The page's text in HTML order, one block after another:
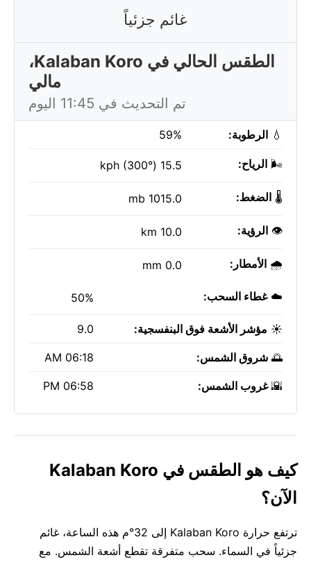
غائم جزئياً
الطقس الحالي في Kalaban Koro،
مالي
تم التحديث في 11:45 اليوم
💧 الرطوبة: 59%
🌬️ الرياح: 15.5 kph (300°)
🌡️ الضغط: 1015.0 mb
👁️ الرؤية: 10.0 km
🌧️ الأمطار: 0.0 mm
☁️غطاء السحب: 50%
☀️ مؤشر الأشعة فوق البنفسجية: 9.0
🌅 شروق الشمس: 06:18 AM
🌇غروب الشمس: 06:58 PM
كيف هو الطقس في Kalaban Koro
الآن؟
ترتفع حرارة Kalaban Koro إلى 32°م هذه الساعة، غائم
جزئياً في السماء. سحب متفرقة تقطع أشعة الشمس. مع